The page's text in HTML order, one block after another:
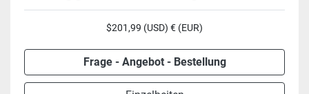
$201,99 (USD) € (EUR)
Frage - Angebot - Bestellung